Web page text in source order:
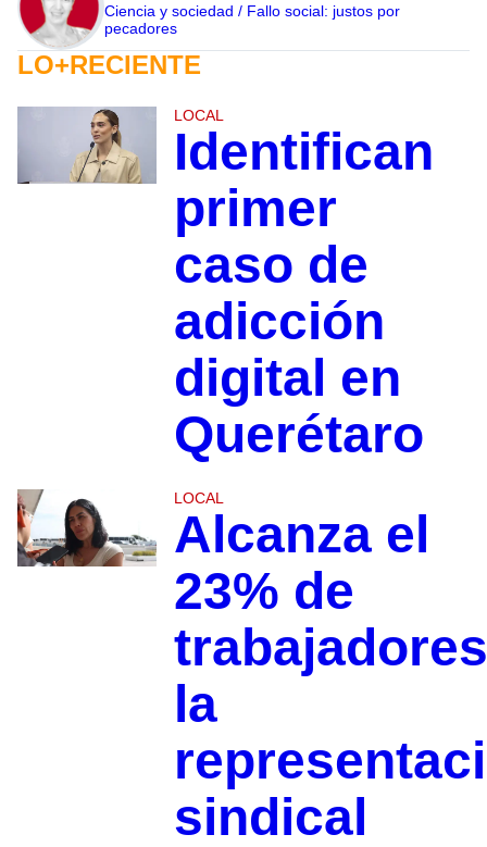
Ciencia y sociedad / Fallo social: justos por
pecadores
LO+RECIENTE
LOCAL
Identifican
primer
caso de
adicción
digital en
Querétaro
LOCAL
Alcanza el
23% de
trabajadores
la
sindical